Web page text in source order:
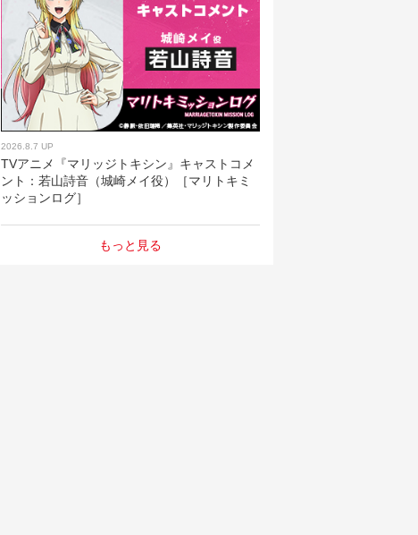
2026.8.7 UP
TVアニメ『マリッジトキシン』キャストコメ
ント：若山詩音（城崎メイ役）［マリトキミ
ッションログ］
もっと見る